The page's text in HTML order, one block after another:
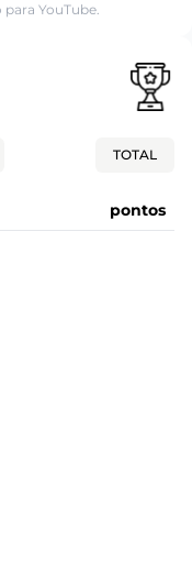
YouTube.
TOTAL
pontos